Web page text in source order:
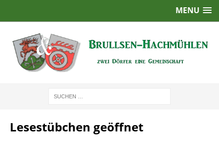
MENU
Lesestübchen geöffnet